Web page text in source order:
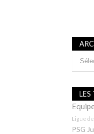
LES
Ligue
PSG